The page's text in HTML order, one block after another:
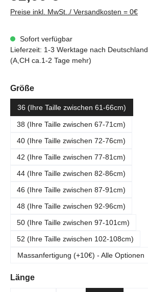
Preise inkl. MwSt../ Versandkosten = 0€
Sofort verfügbar
Lieferzeit: 1-3 Werktage nach Deutschland
(A,CH ca.1-2 Tage mehr)
Größeauswählen
36 (Ihre Taille zwischen 61-66cm)
38 (Ihre Taille zwischen 67-71cm)
40 (Ihre Taille zwischen 72-76cm)
42 (Ihre Taille zwischen 77-81cm)
44 (Ihre Taille zwischen 82-86cm)
46 (Ihre Taille zwischen 87-91cm)
48 (Ihre Taille zwischen 92-96cm)
50 (Ihre Taille zwischen 97-101cm)
52 (Ihre Taille zwischen 102-108cm)
Massanfertigung (+10€) - Alle Optionen
Längeauswählen